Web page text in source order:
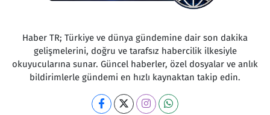
Haber TR; Türkiye ve dünya gündemine dair son dakika
gelişmelerini, doğru ve tarafsız habercilik ilkesiyle
okuyucularına sunar. Güncel haberler, özel dosyalar ve anlık
bildirimlerle gündemi en hızlı kaynaktan takip edin.